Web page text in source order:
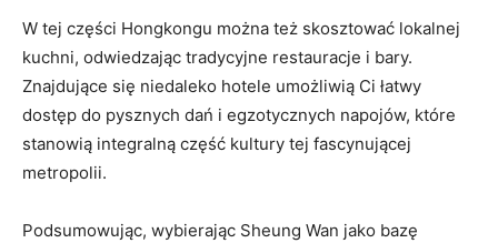
W⁤ tej​ części Hongkongu można ​też skosztować lokalnej
kuchni, odwiedzając tradycyjne ⁢restauracje i bary.
Znajdujące się niedaleko ​hotele umożliwią Ci łatwy
dostęp do pysznych dań i egzotycznych napojów, które
stanowią integralną część kultury tej⁢ fascynującej
metropolii.
Podsumowując, wybierając Sheung Wan jako bazę